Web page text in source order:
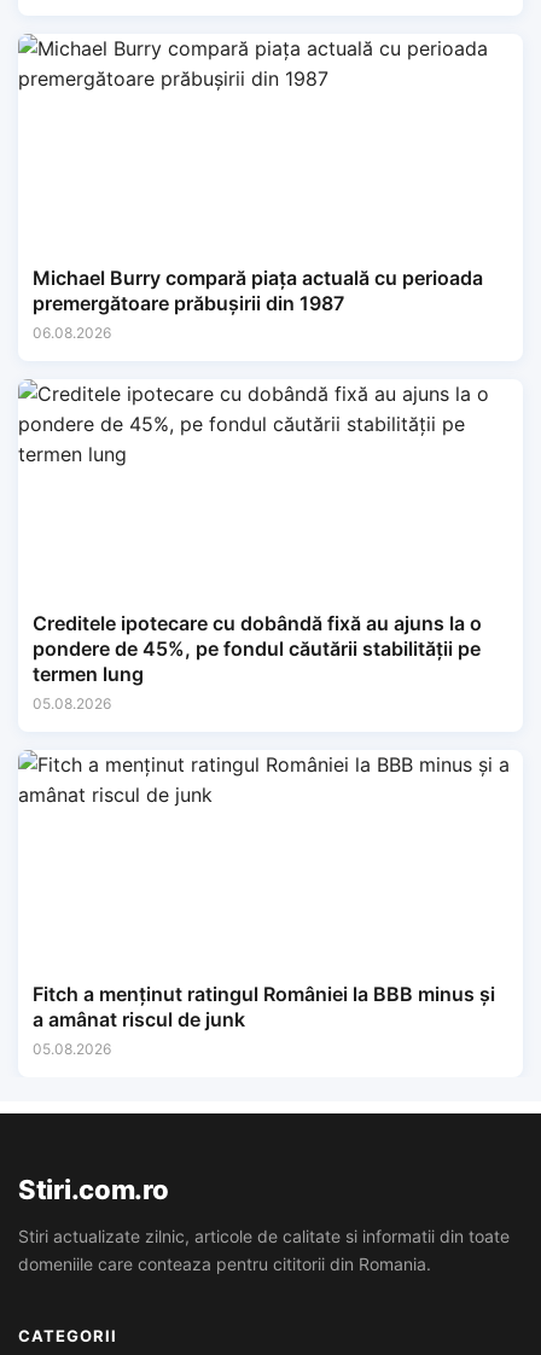
Michael Burry compară piața actuală cu perioada
premergătoare prăbușirii din 1987
06.08.2026
Creditele ipotecare cu dobândă fixă au ajuns la o
pondere de 45%, pe fondul căutării stabilității pe
termen lung
05.08.2026
Fitch a menținut ratingul României la BBB minus și
a amânat riscul de junk
05.08.2026
Stiri.com.ro
Stiri actualizate zilnic, articole de calitate si informatii din toate
domeniile care conteaza pentru cititorii din Romania.
CATEGORII